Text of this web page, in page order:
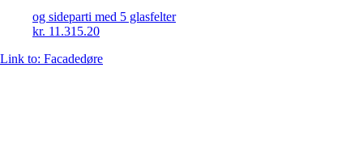
og sideparti med 5 glasfelter
kr. 11.315.20
Link to: Facadedøre